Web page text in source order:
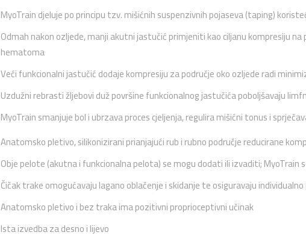
MyoTrain djeluje po principu tzv. mišićnih suspenzivnih pojaseva (taping)
Odmah nakon ozljede, manji akutni jastučić primjeniti kao ciljanu kompresiju
hematoma
Veći funkcionalni jastučić dodaje kompresiju za područje oko ozljede radi
Uzdužni rebrasti žljebovi duž površine funkcionalnog jastučića poboljšavaju
MyoTrain smanjuje bol i ubrzava proces cjeljenja, regulira mišićni tonus i
Anatomsko pletivo, silikonizirani prianjajući rub i rubno područje reducirane
Obje pelote (akutna i funkcionalna pelota) se mogu dodati ili izvaditi; MyoTrain
Čičak trake omogućavaju lagano oblačenje i skidanje te osiguravaju
Anatomsko pletivo i bez traka ima pozitivni proprioceptivni učinak
Ista izvedba za desno i lijevo